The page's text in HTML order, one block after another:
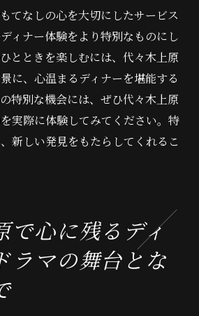
てなしの心を大切にしたサービス
ィナー体験をより特別なものにし
とときを楽しむには、代々木上原
に、心温まるディナーを堪能する
特別な機会には、ぜひ代々木上原
実際に体験してみてください。特
新しい発見をもたらしてくれるこ
で心に残るディ
ラマの舞台とな